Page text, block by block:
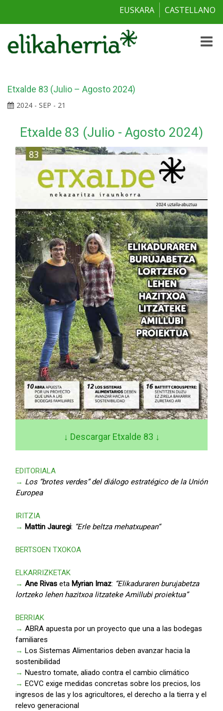
EUSKARA CASTELLANO
Toggle
Etxalde 83 (Julio – Agosto 2024)
2024 - SEP - 21
Etxalde 83 (Julio - Agosto 2024)
↓ Descargar Etxalde 83 ↓
EDITORIALA
→ Los “brotes verdes” del diálogo estratégico de la Unión
Europea
IRITZIA
→ Mattin Jauregi: “Erle beltza mehatxupean“
BERTSOEN TXOKOA
ELKARRIZKETAK
→ Ane Rivas eta Myrian Imaz: “Elikaduraren burujabetza
lortzeko lehen hazitxoa litzateke Amillubi proiektua”
BERRIAK
→ ABRA apuesta por un proyecto que una a las bodegas
familiares
→ Los Sistemas Alimentarios deben avanzar hacia la
sostenibilidad
→ Nuestro tomate, aliado contra el cambio climático
→ ECVC exige medidas concretas sobre los precios, los
ingresos de las y los agricultores, el derecho a la tierra y el
relevo generacional